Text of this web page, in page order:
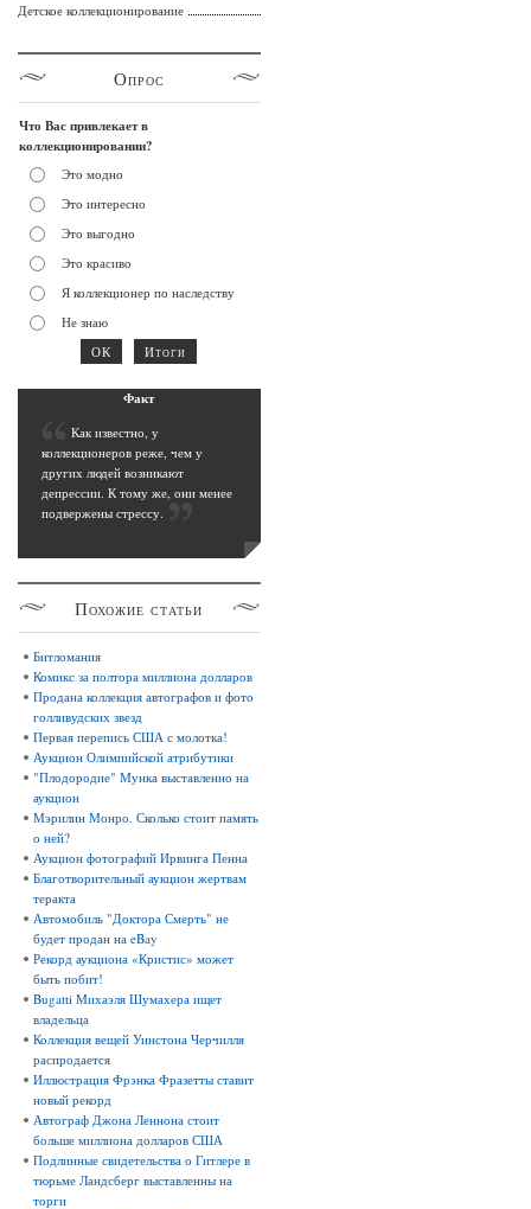
Детское коллекционирование
Опрос
Что Вас привлекает в
коллекционировании?
Это модно
Это интересно
Это выгодно
Это красиво
Я коллекционер по наследству
Не знаю
Факт
Как известно, у
коллекционеров реже, чем у
других людей возникают
депрессии. К тому же, они менее
подвержены стрессу.
Похожие статьи
Битломания
Комикс за полтора миллиона долларов
Продана коллекция автографов и фото
голливудских звезд
Первая перепись США с молотка!
Аукцион Олимпийской атрибутики
"Плодородие" Мунка выставленно на
аукцион
Мэрилин Монро. Сколько стоит память
о ней?
Аукцион фотографий Ирвинга Пенна
Благотворительный аукцион жертвам
теракта
Автомобиль "Доктора Смерть" не
будет продан на eBay
Рекорд аукциона «Кристис» может
быть побит!
Bugatti Михаэля Шумахера ищет
владельца
Коллекция вещей Уинстона Черчилля
распродается
Иллюстрация Фрэнка Фразетты ставит
новый рекорд
Автограф Джона Леннона стоит
больше миллиона долларов США
Подлинные свидетельства о Гитлере в
тюрьме Ландсберг выставленны на
торги